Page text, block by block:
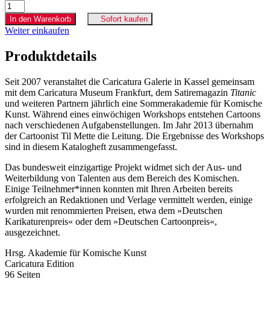
In den Warenkorb Sofort kaufen
Weiter einkaufen
Produktdetails
Seit 2007 veranstaltet die Caricatura Galerie in Kassel gemeinsam
mit dem Caricatura Museum Frankfurt, dem Satiremagazin Titanic
und weiteren Partnern jährlich eine Sommerakademie für Komische
Kunst. Während eines einwöchigen Workshops entstehen Cartoons
nach verschiedenen Aufgabenstellungen. Im Jahr 2013 übernahm
der Cartoonist Til Mette die Leitung. Die Ergebnisse des Workshops
sind in diesem Katalogheft zusammengefasst.
Das bundesweit einzigartige Projekt widmet sich der Aus- und
Weiterbildung von Talenten aus dem Bereich des Komischen.
Einige Teilnehmer*innen konnten mit Ihren Arbeiten bereits
erfolgreich an Redaktionen und Verlage vermittelt werden, einige
wurden mit renommierten Preisen, etwa dem »Deutschen
Karikaturenpreis« oder dem »Deutschen Cartoonpreis«,
ausgezeichnet.
Hrsg. Akademie für Komische Kunst
Caricatura Edition
96 Seiten